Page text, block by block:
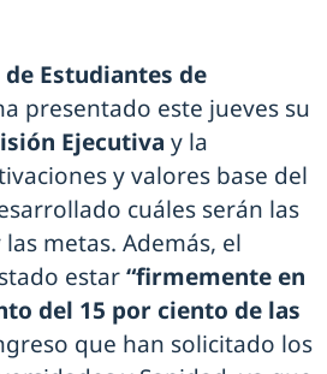
Estudiantes de
presentado este jueves su
Ejecutiva y la
y valores base del
cuáles serán las
metas. Además, el
estar“firmemente en
del 15 por ciento de las
que han solicitado los